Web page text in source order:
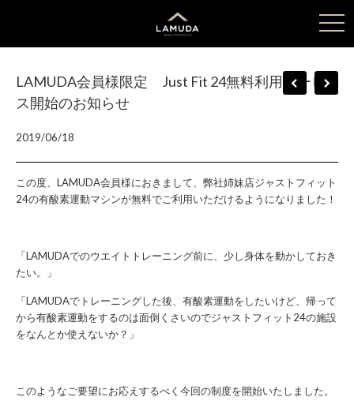
LAMUDA会員様限定 Just Fit 24無料利用サービ
ス開始のお知らせ
2019/06/18
この度、LAMUDA会員様におきまして、弊社姉妹店ジャストフィット
24の有酸素運動マシンが無料でご利用いただけるようになりました！
「LAMUDAでのウエイトトレーニング前に、少し身体を動かしておき
たい。」
「LAMUDAでトレーニングした後、有酸素運動をしたいけど、帰って
から有酸素運動をするのは面倒くさいのでジャストフィット24の施設
をなんとか使えないか？」
このようなご要望にお応えするべく今回の制度を開始いたしました。